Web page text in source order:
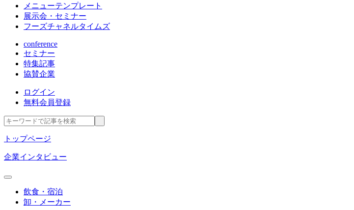
メニューテンプレート
展示会・セミナー
フーズチャネルタイムズ
conference
セミナー
特集記事
協賛企業
ログイン
無料会員登録
トップページ
企業インタビュー
飲食・宿泊
卸・メーカー